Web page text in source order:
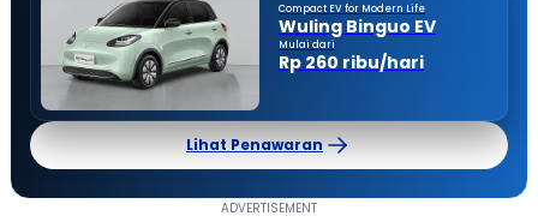
Compact EV for Modern Life
Wuling Binguo EV
Mulai dari
Rp 260 ribu/hari
Lihat Penawaran